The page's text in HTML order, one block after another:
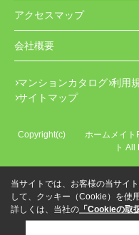
アクセスマップ
会社概要
マンションカタログ 利用
サイトマップ
Copyright(c) ホームメ
ト
当サイトでは、お客様の当サイ
して、クッキー（Cookie）を使
詳しくは、当社の 「Cookieの取